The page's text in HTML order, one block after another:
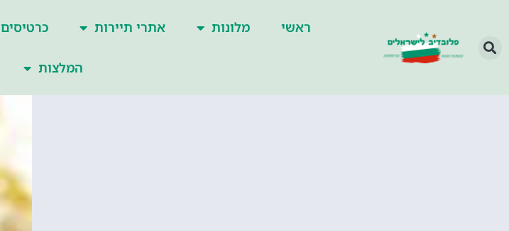
ראשי מלונות אתרי תיירות כרטיסים
המלצות